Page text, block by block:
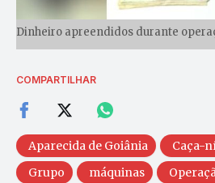
Dinheiro apreendidos durante
COMPARTILHAR
Aparecida de Goiânia Caça-
Grupo
máquinas